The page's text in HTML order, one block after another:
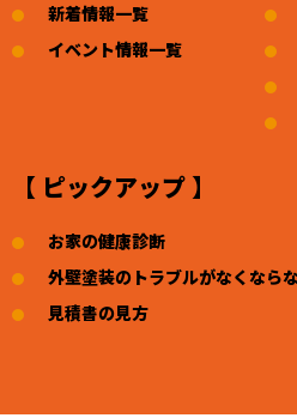
新着情報一覧
イベント情報一覧
【 ピックアップ 】
お家の健康診断
外壁塗装のトラブルがなくなら
見積書の見方